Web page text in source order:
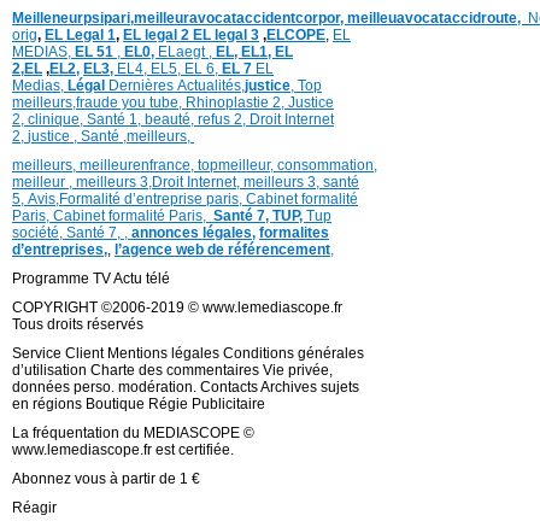
Meilleneurpsipari,meilleuravocataccidentcorpor, meilleuavocataccidroute,
orig, EL Legal 1, EL legal 2 EL legal 3 ,ELCOPE, EL
MEDIAS, EL 51 , EL0, ELaegt , EL, EL1, EL
2,EL ,EL2, EL3, EL4, EL5, EL 6, EL 7 EL
Medias, Légal Dernières Actualités,justice, Top
meilleurs,fraude you tube, Rhinoplastie 2, Justice
2, clinique, Santé 1, beauté, refus 2, Droit Internet
2, justice , Santé ,meilleurs,
meilleurs, meilleurenfrance, topmeilleur, consommation,
meilleur , meilleurs 3,Droit Internet, meilleurs 3, santé
5, Avis,Formalité d’entreprise paris, Cabinet formalité
Paris, Cabinet formalité Paris, Santé 7, TUP, Tup
société, Santé 7, , annonces légales, formalites
d’entreprises,, l’agence web de référencement,
Programme TV Actu télé
COPYRIGHT ©2006-2019 © www.lemediascope.fr
Tous droits réservés
Service Client Mentions légales Conditions générales
d’utilisation Charte des commentaires Vie privée,
données perso. modération. Contacts Archives sujets
en régions Boutique Régie Publicitaire
La fréquentation du MEDIASCOPE ©
www.lemediascope.fr est certifiée.
Abonnez vous à partir de 1 €
Réagir